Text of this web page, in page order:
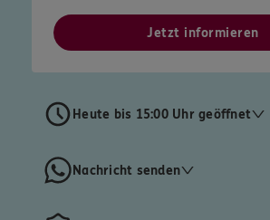
Jetzt informieren
Heute bis 15:00 Uhr geöffnet
Nachricht senden